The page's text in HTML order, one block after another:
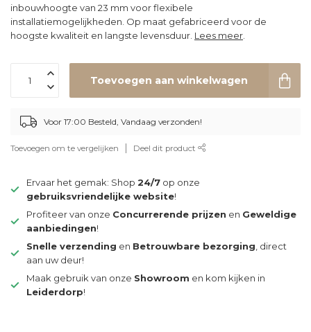
inbouwhoogte van 23 mm voor flexibele
installatiemogelijkheden. Op maat gefabriceerd voor de
hoogste kwaliteit en langste levensduur. Lees meer
Toevoegen aan winkelwagen
Voor 17:00 Besteld, Vandaag verzonden!
Toevoegen om te vergelijken Deel dit product
Ervaar het gemak: Shop 24/7 op onze
gebruiksvriendelijke website!
Profiteer van onze Concurrerende prijzen en Geweldige
aanbiedingen!
Snelle verzending en Betrouwbare bezorging , direct
aan uw deur!
Maak gebruik van onze Showroom en kom kijken in
Leiderdorp!